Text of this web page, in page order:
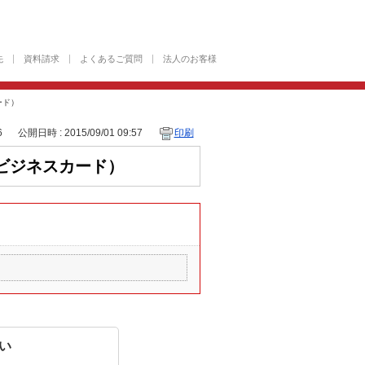
資料請求 よくあるご質問 法人のお客様
）
公開日時 : 2015/09/01 09:57 印刷
ネスカード）